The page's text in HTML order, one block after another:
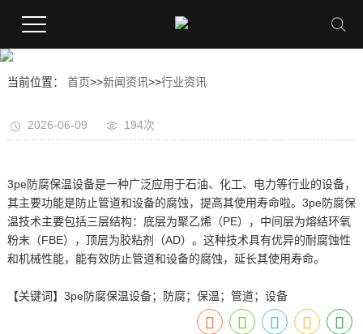
当前位置： 首页>>新闻资讯>>行业资讯
2026-06-09 194次
3pe防腐保温设备是一种广泛应用于石油、化工、电力等行业的设备，
其主要功能是防止管道和设备的腐蚀，提高其使用寿命啦。3pe防腐保
温技术主要包括三层结构：底层为聚乙烯（PE），中间层为熔结环氧
粉末（FBE），顶层为胶粘剂（AD）。这种技术具有优异的耐腐蚀性
和机械性能，能有效防止管道和设备的腐蚀，延长其使用寿命。
【关键词】3pe防腐保温设备；防腐；保温；管道；设备